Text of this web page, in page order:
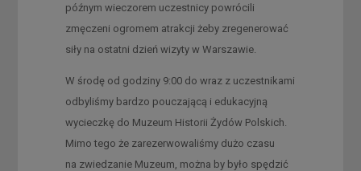
późnym wieczorem uczestnicy powrócili
zmęczeni ogromem atrakcji żeby zregenerować
siły na ostatni dzień wizyty w Warszawie.
W środę od godziny 9:00 do wraz z uczestnikami
odbyliśmy bardzo pouczającą i edukacyjną
wycieczkę do Muzeum Historii Żydów Polskich.
Mimo tego że zarezerwowaliśmy dużo czasu
na zwiedzanie Muzeum, można by było spędzić